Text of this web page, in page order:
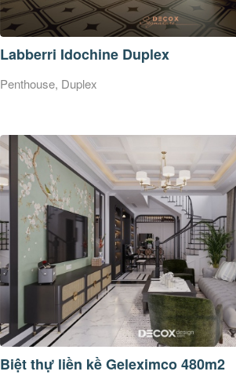
Labberri Idochine Duplex
Penthouse, Duplex
Biệt thự liền kề Geleximco 480m2